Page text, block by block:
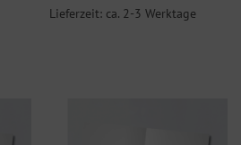
Lieferzeit: ca. 2-3 Werktage